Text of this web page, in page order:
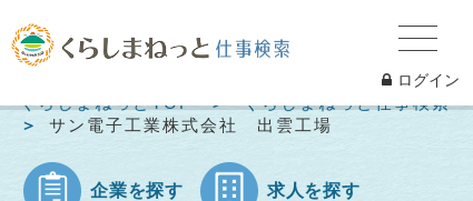
ログイン
くらしまねっとTOP
くらしまねっと仕事検索
サン電子工業株式会社 出雲工場
企業を探す 求人を探す